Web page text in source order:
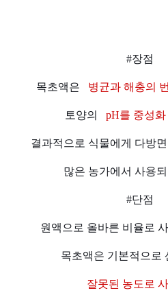
#장점
목초액은 병균과 해충의
토양의 pH를 중성화
결과적으로 식물에게 다방
많은 농가에서 사용
#단점
원액으로 올바른 비율로
목초액은 기본적으로
잘못된 농도로 사